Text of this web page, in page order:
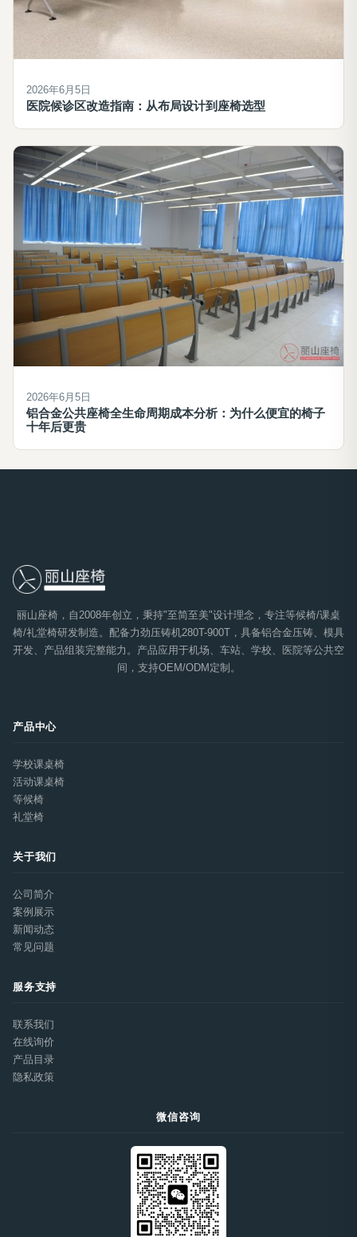
2026年6月5日
医院候诊区改造指南：从布局设计到座椅选型
2026年6月5日
铝合金公共座椅全生命周期成本分析：为什么便宜的椅子
十年后更贵
丽山座椅，自2008年创立，秉持"至简至美"设计理念，专注等候椅/课桌
椅/礼堂椅研发制造。配备力劲压铸机280T-900T，具备铝合金压铸、模具
开发、产品组装完整能力。产品应用于机场、车站、学校、医院等公共空
间，支持OEM/ODM定制。
产品中心
学校课桌椅
活动课桌椅
等候椅
礼堂椅
关于我们
公司简介
案例展示
新闻动态
常见问题
服务支持
联系我们
在线询价
产品目录
隐私政策
微信咨询